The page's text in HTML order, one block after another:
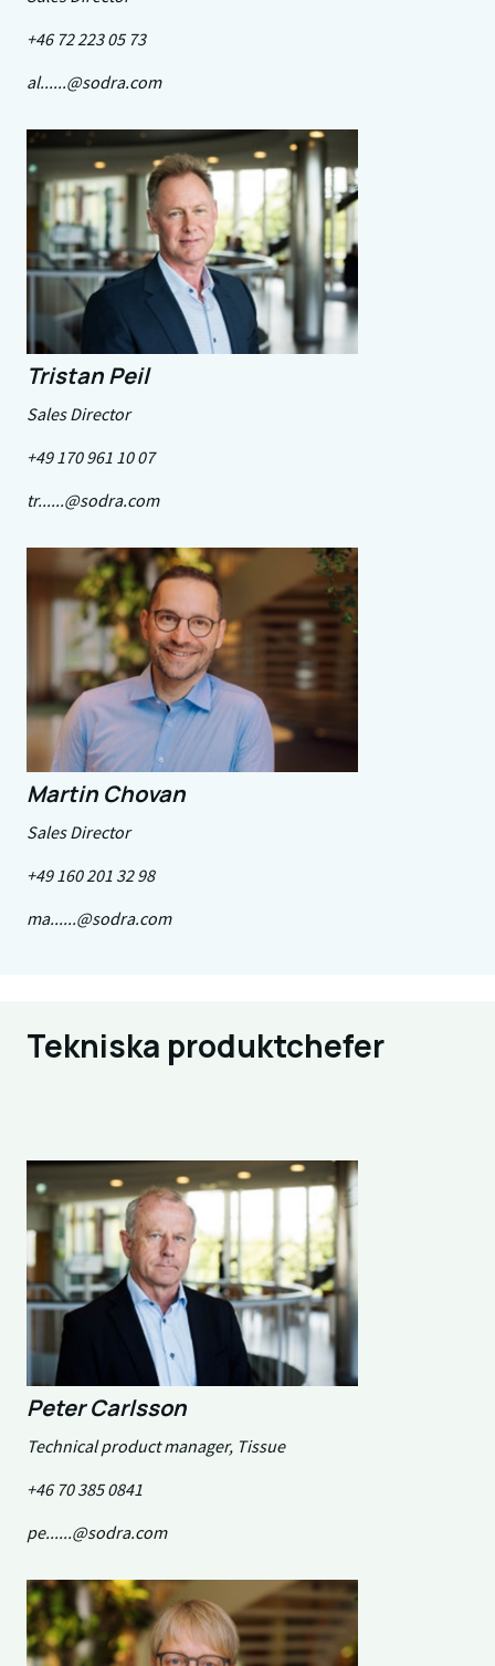
+46 72 223 05 73
al......@sodra.com
Tristan Peil
Sales Director
+49 170 961 10 07
tr......@sodra.com
Martin Chovan
Sales Director
+49 160 201 32 98
ma......@sodra.com
Tekniska produktchefer
Peter Carlsson
Technical product manager, Tissue
+46 70 385 0841
pe......@sodra.com